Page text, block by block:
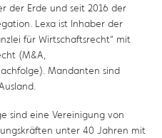
der Erde und seit 2016 der
Lexa ist Inhaber der
für Wirtschaftsrecht“ mit
(M&A,
Mandanten sind
sind eine Vereinigung von
unter 40 Jahren mit